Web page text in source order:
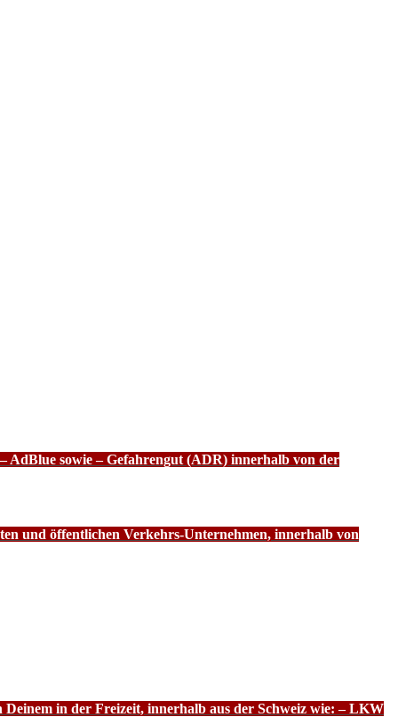
AdBlue sowie – Gefahrengut (ADR) innerhalb von der
und öffentlichen Verkehrs-Unternehmen, innerhalb von
in der Freizeit, innerhalb aus der Schweiz wie: – LKW